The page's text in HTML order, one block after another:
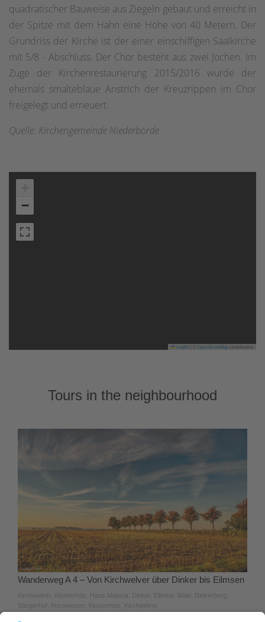
quadratischer Bauweise aus Ziegeln gebaut und erreicht in
der Spitze mit dem Hahn eine Höhe von 40 Metern. Der
Grundriss der Kirche ist der einer einschiffigen Saalkirche
mit 5/8 - Abschluss. Der Chor besteht aus zwei Jochen. Im
Zuge der Kirchenrestaurierung 2015/2016 wurde der
ehemals smalteblaue Anstrich der Kreuzrippen im Chor
freigelegt und erneuert.
Quelle: Kirchengemeinde Niederbörde
−
Leaflet OpenStreetMapcontributors
Tours in the neighbourhood
Wanderweg A 4 – Von Kirchwelver über Dinker bis Eilmsen
Kirchwelver, Klosterholz, Haus Matena, Dinker, Eilmser Wald, Dinkerberg,
Sängerhof, Ahsewiesen, Klosterholz, Kirchwelver